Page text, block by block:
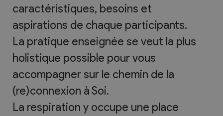
caractéristiques, besoins et
aspirations de chaque participants.
La pratique enseignée se veut la plus
holistique possible pour vous
accompagner sur le chemin de la
(re)connexion à Soi.
La respiration y occupe une place